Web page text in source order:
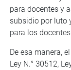
para docentes y
subsidio por luto
para los
De esa manera,
Ley N.° 30512,